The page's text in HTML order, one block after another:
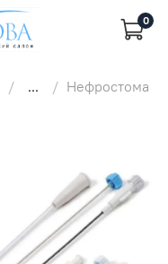
0
... Нефростома